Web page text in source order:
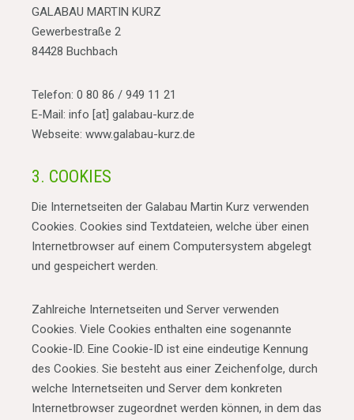
GALABAU MARTIN KURZ
Gewerbestraße 2
84428 Buchbach
Telefon: 0 80 86 / 949 11 21
E-Mail: info [at] galabau-kurz.de
Webseite: www.galabau-kurz.de
3. COOKIES
Die Internetseiten der Galabau Martin Kurz verwenden
Cookies. Cookies sind Textdateien, welche über einen
Internetbrowser auf einem Computersystem abgelegt
und gespeichert werden.
Zahlreiche Internetseiten und Server verwenden
Cookies. Viele Cookies enthalten eine sogenannte
Cookie-ID. Eine Cookie-ID ist eine eindeutige Kennung
des Cookies. Sie besteht aus einer Zeichenfolge, durch
welche Internetseiten und Server dem konkreten
Internetbrowser zugeordnet werden können, in dem das